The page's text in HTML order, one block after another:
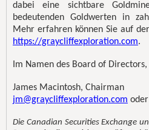
dabei eine sichtbare
bedeutenden Goldwerten in
Mehr erfahren können Sie auf
https://graycliffexploration.com.
Im Namen des Board of Directors,
James Macintosh, Chairman
jm@graycliffexploration.com
Die Canadian Securities Exchange